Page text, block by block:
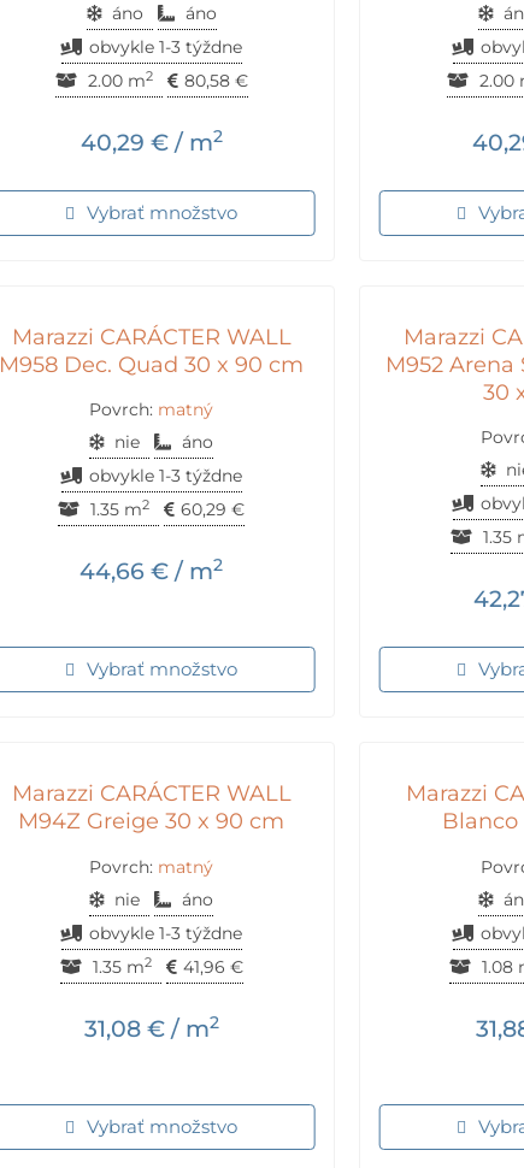
áno
áno
obvykle 1-3 týždne
2.00 m2 80,58 €
40,29 €/ m2
Vybrať množstvo
2.00
Marazzi CARÁCTER WALL
M958 Dec. Quad 30 x 90 cm
Povrch: matný
nie
áno
obvykle 1-3 týždne
1.35 m2 60,29 €
44,66 € / m2
Vybrať množstvo
Marazzi
M952 Arena
30
1.35
Marazzi CARÁCTER WALL
M94Z Greige 30 x 90 cm
Povrch: matný
nie
áno
obvykle 1-3 týždne
1.35 m2 41,96 €
31,08 €/ m2
Vybrať množstvo
Marazzi
1.08